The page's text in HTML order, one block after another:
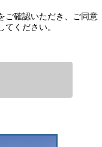
ご確認いただき、ご同意
ください。